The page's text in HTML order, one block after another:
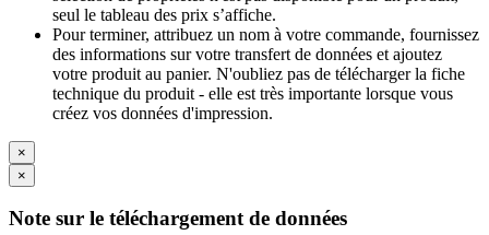
seul le tableau des prix s’affiche.
Pour terminer, attribuez un nom à votre commande, fournissez
des informations sur votre transfert de données et ajoutez
votre produit au panier. N'oubliez pas de télécharger la fiche
technique du produit - elle est très importante lorsque vous
créez vos données d'impression.
×
×
Note sur le téléchargement de données